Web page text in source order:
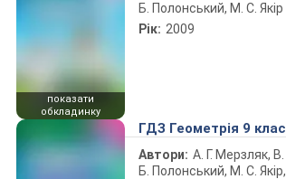
показати
обкладинку
Б. Полонський, М. С. Якір
Рік: 2009
ГДЗ Геометрія 9 клас
Автори: А. Г. Мерзляк, В.
Б. Полонський, М. С. Якір,